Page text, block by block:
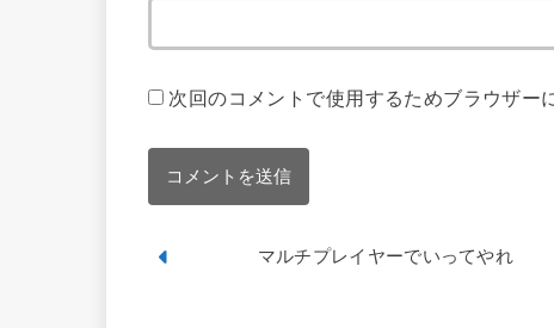
次回のコメントで使用するためブラウザー
マルチプレイヤーでいってやれ